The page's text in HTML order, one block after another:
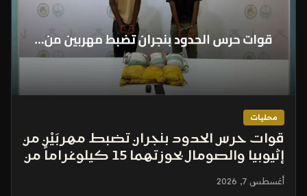
محليات
قوات حرس الحدود بنجران تضبط مهربَيْن من
إثيوبيا والصومال بحوزتهما 15 كيلوغراماً من
الحشيش
أغسطس 7, 2026